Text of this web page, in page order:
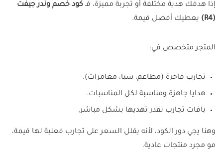
إذا هدفك هدية مختلفة أو تجربة مميزة، فـكود خصم وندر جيفت
(R4)
يعطيك أفضل قيمة.
المتجر متخصص في:
تجارب فاخرة (مطاعم، سبا، مغامرات).
هدايا جاهزة ومناسبة لكل المناسبات.
باقات تجارب تقدر تهديها بشكل مباشر.
وهنا يجي دور الكود، لأنه يقلل السعر على تجارب فعلية لها قيمة،
مو مجرد منتجات عادية.